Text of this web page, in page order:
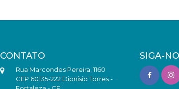
CONTATO
Rua Marcondes Pereira, 1160
CEP 60135-222 Dionísio Torres -
SIGA-